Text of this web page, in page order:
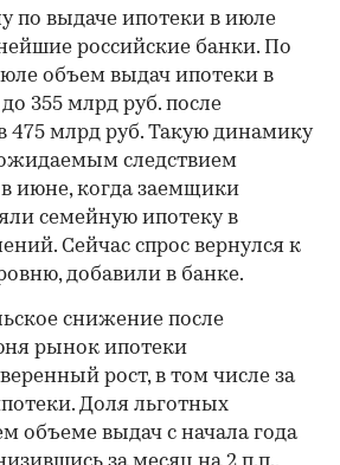
по выдаче ипотеки в июле
российские банки. По
объем выдач ипотеки в
355 млрд руб. после
475 млрд руб. Такую динамику
следствием
июне, когда заемщики
семейную ипотеку в
Сейчас спрос вернулся к
добавили в банке.
снижение после
рынок ипотеки
рост, в том числе за
Доля льготных
объеме выдач с начала года